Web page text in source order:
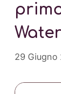
29 Giugno